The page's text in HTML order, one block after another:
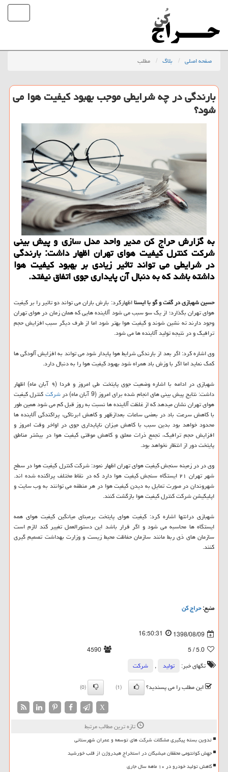
صفحه اصلی بلاگ مطلب
بارندگی در چه شرایطی موجب بهبود كیفیت هوا می
شود؟
به گزارش حراج كن مدیر واحد مدل سازی و پیش بینی
شركت كنترل كیفیت هوای تهران اظهار داشت: بارندگی
در شرایطی می تواند تاثیر زیادی بر بهبود كیفیت هوا
داشته باشد كه به دنبال آن پایداری جوی اتفاق نیفتد.
حسین شهبازی در گفت و گو با ایسنااظهاركرد: بارش باران می تواند دو تاثیر را بر كیفیت
هوای تهران بگذارد؛ از یك سو سبب می شود آلاینده هایی كه همان زمان در هوای تهران
وجود دارند ته نشین شوند و كیفیت هوا بهتر شود اما از طرف دیگر سبب افزایش حجم
ترافیك و در نتیجه تولید آلاینده ها می شود.
وی اشاره كرد: اگر بعد از بارندگی شرایط هوا پایدار شود می تواند به افزایش آلودگی ها
كمك نماید اما اگر با وزش باد همراه شود بهبود كیفیت هوا را به دنبال دارد.
شهبازی در ادامه با اشاره وضعیت جوی پایتخت طی امروز و فردا (۹ آبان ماه) اظهار
داشت: نتایج پیش بینی های انجام شده برای امروز (9 آبان ماه) در
شركتكنترل كیفیت
هوای تهران نشان میدهد كه از غلظت آلاینده ها نسبت به روز قبل كم می شود همین طور
با كاهش سرعت باد در بعضی ساعات بعدازظهر و كاهش ابرناكی، پراكندگی آلاینده ها
محدود خواهد بود بدین سبب با كاهش میزان ناپایداری جوی در اواخر وقت امروز و
افزایش حجم ترافیك، تجمع ذرات معلق و كاهش موقتی كیفیت هوا در بیشتر مناطق
پایتخت دور از انتظار نخواهد بود.
وی در در زمینه سنجش كیفیت هوای تهران اظهار نمود: شركت كنترل كیفیت هوا در سطح
شهر تهران ۲۱ ایستگاه سنجش كیفیت هوا دارد كه در نقاط مختلف پراكنده شده اند.
شهروندان در صورت تمایل به دیدن كیفیت هوا در هر منطقه می توانند به وب سایت و
اپلیكیشن شركت كنترل كیفیت هوا بازگشت كنند.
شهبازی درانتها اشاره كرد: كیفیت هوای پایتخت برمبنای میانگین كیفیت هوای همه
ایستگاه ها محاسبه می شود و اگر قرار باشد این دستورالعمل تغییر كند لازم است
سازمان های ذی ربط مانند سازمان حفاظت محیط زیست و وزارت بهداشت تصمیم گیری
كنند.
منبع:حراج كن
1398/08/09
16:50:31
5.0
/ 5
4590
تگهای خبر:
تولید ,
شركت
این مطلب را می پسندید؟
(1)
(0)
X
تازه ترین مطالب مرتبط
تدوین بسته پیگیری مشکلات شرکت های توسعه و عمران شهرستانی
جهش کوانتومی محققان میشیگان در استخراج هیدروژن از قلب خورشید
کاهش تولید خودرو در ۱۰ ماهه سال جاری